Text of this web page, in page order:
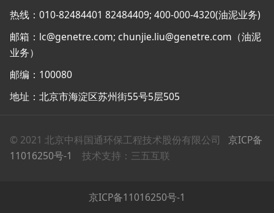
热线：010-82484401 82484409; 400-000-4320(油泥业务)
邮箱：lc@genetre.com; chunjie.liu@genetre.com（油泥
业务）
邮编：100080
地址：北京市海淀区苏州街55号5层505
© 2021 北京中科国通环保工程技术股份有限公司 京ICP备
11016250号-1
技术支持：三五互联
京ICP备11016250号-1